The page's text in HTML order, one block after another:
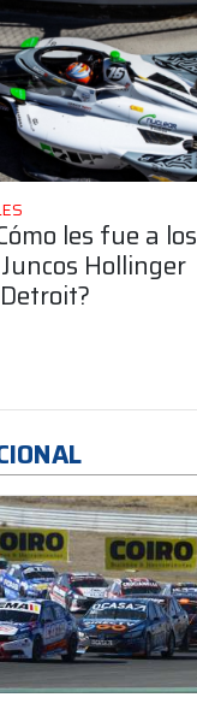
les fue a los
Hollinger